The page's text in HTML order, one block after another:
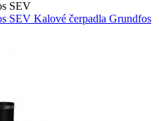
Kalové čerpadla Grundfos